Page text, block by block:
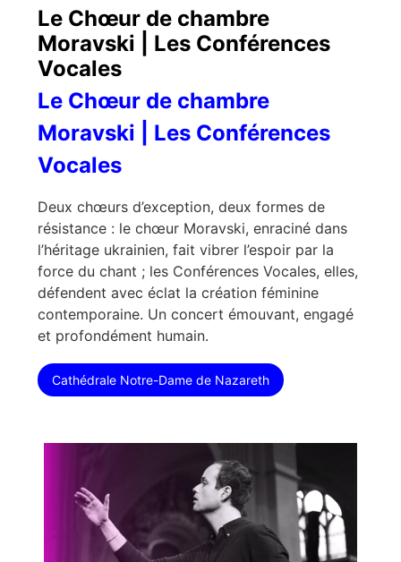
Le Chœur de chambre
Moravski | Les Conférences
Vocales
Le Chœur de chambre
Moravski | Les Conférences
Vocales
Deux chœurs d’exception, deux formes de
résistance : le chœur Moravski, enraciné dans
l’héritage ukrainien, fait vibrer l’espoir par la
force du chant ; les Conférences Vocales, elles,
défendent avec éclat la création féminine
contemporaine. Un concert émouvant, engagé
et profondément humain.
Cathédrale Notre-Dame de Nazareth